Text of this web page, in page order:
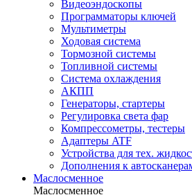
Видеоэндоскопы
Программаторы ключей
Мультиметры
Ходовая система
Тормозной системы
Топливной системы
Система охлаждения
АКПП
Генераторы, стартеры
Регулировка света фар
Компрессометры, тестеры
Адаптеры ATF
Устройства для тех.
Дополнения к
Маслосменное
Маслосменное